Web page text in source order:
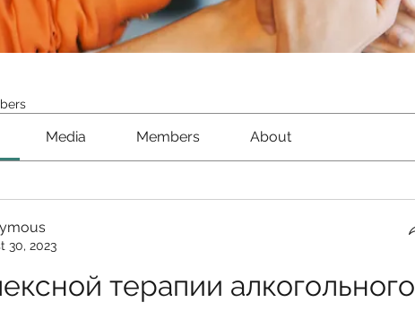
Media Members About
30, 2023
терапии алкогольного